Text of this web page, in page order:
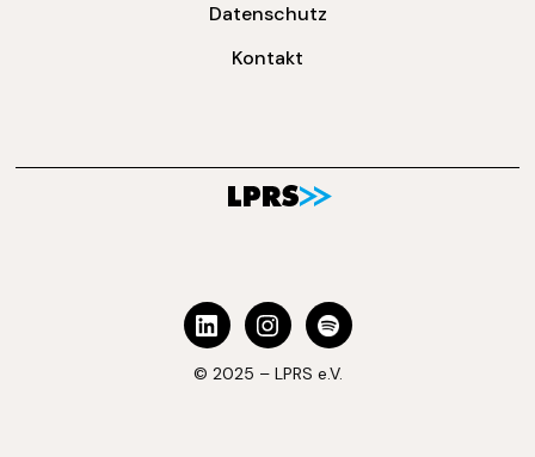
Datenschutz
Kontakt
© 2025 – LPRS e.V.